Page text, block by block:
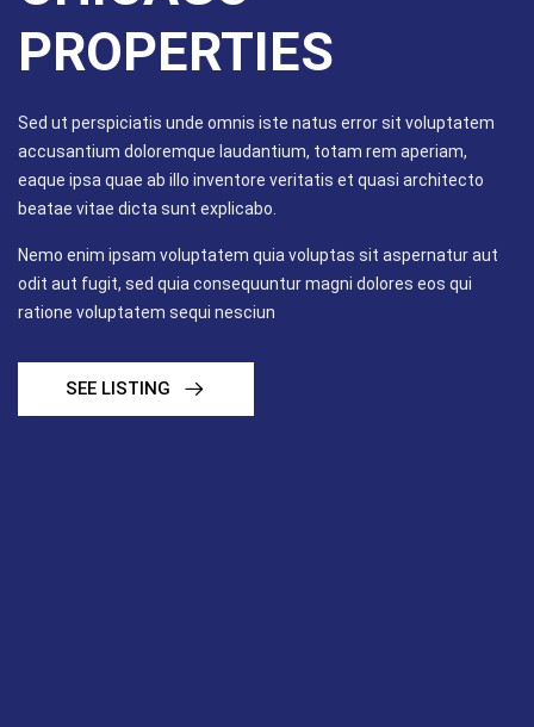
PROPERTIES
Sed ut perspiciatis unde omnis iste natus error sit voluptatem
accusantium doloremque laudantium, totam rem aperiam,
eaque ipsa quae ab illo inventore veritatis et quasi architecto
beatae vitae dicta sunt explicabo.
Nemo enim ipsam voluptatem quia voluptas sit aspernatur aut
odit aut fugit, sed quia consequuntur magni dolores eos qui
ratione voluptatem sequi nesciun
SEE LISTING